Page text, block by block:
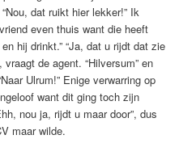
dat ruikt hier lekker!” Ik
even thuis want die heeft
hij drinkt.” “Ja, dat u rijdt dat zie
de agent. “Hilversum” en
Ulrum!” Enige verwarring op
want dit ging toch zijn
nou ja, rijdt u maar door”, dus
maar wilde.